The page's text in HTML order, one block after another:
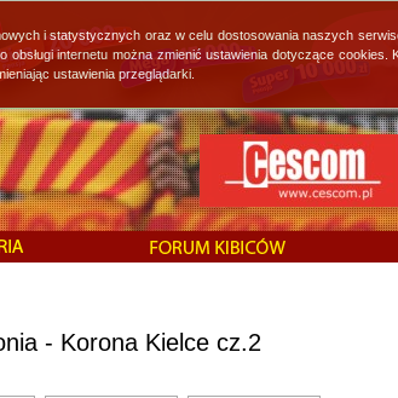
- Korona Kielce cz.2
i statystycznych oraz w celu dostosowania naszych
internetu można zmienić ustawienia dotyczące
ustawienia przeglądarki.